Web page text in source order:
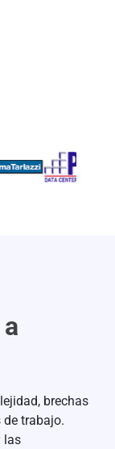
brechas
de trabajo.
las